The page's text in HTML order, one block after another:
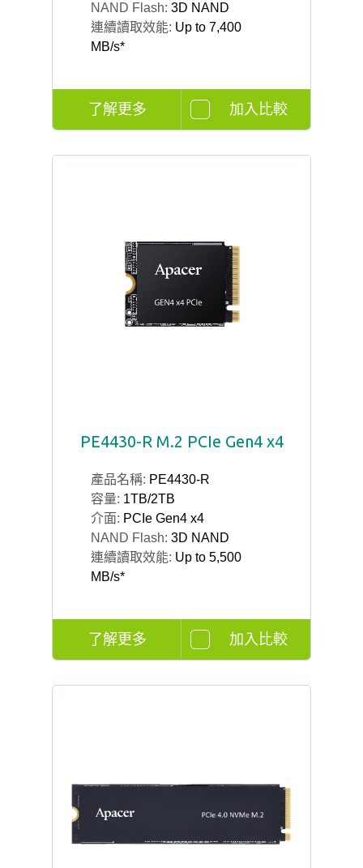
NAND Flash: 3D NAND
連續讀取效能: Up to 7,400
MB/s*
了解更多 加入比較
PE4430-R M.2 PCIe Gen4 x4
產品名稱: PE4430-R
容量: 1TB/2TB
介面: PCIe Gen4 x4
NAND Flash: 3D NAND
連續讀取效能: Up to 5,500
MB/s*
了解更多 加入比較